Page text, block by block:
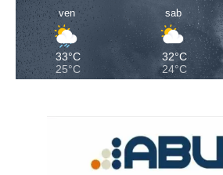
ven
33°C
25°C
sab
32°C
24°C